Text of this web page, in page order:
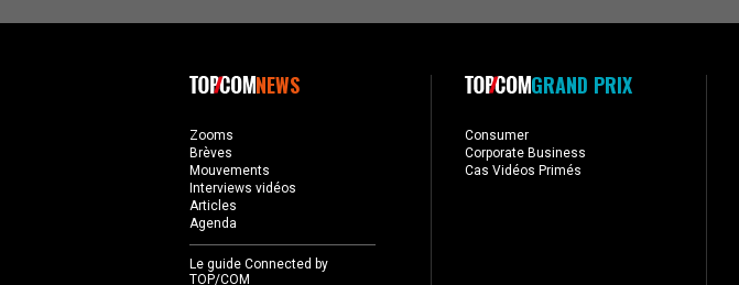
NEWS
Zooms
Brèves
Mouvements
Interviews vidéos
Articles
Agenda
Le guide Connected by
TOP/COM
GRAND PRIX
Consumer
Corporate Business
Cas Vidéos Primés